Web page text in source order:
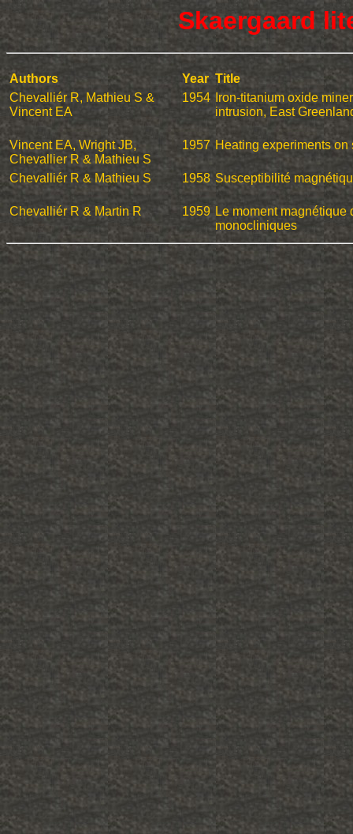
Skaergaard
Authors Year Title
Chevalliér R, Mathieu S &
Vincent EA
1954
Iron-titanium oxide
intrusion, East
Vincent EA, Wright JB,
Chevallier R & Mathieu S
1957 Heating experiments
Chevalliér R & Mathieu S 1958 Susceptibilité
Chevalliér R & Martin R 1959 Le moment
monocliniques